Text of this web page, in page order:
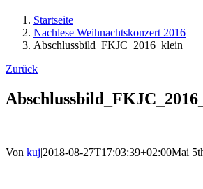
Startseite
Nachlese Weihnachtskonzert 2016
Abschlussbild_FKJC_2016_klein
Zurück
Von kuj|2018-08-27T17:03:39+02:00Mai